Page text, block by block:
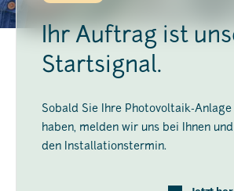
Ihr Auftrag ist
Startsignal.
Sobald Sie Ihre Photovoltaik-
haben, melden wir uns bei Ihnen
den Installationstermin.